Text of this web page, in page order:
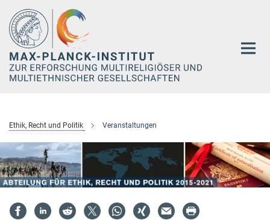
Hauptinhalt
Ethik, Recht und Politik Veranstaltungen